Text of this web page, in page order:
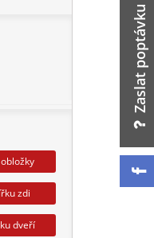
zdi
dveří
Zaslat poptávku